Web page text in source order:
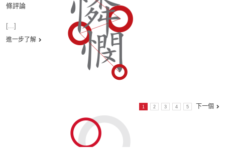
條評論
[...]
進一步了解
1 2 3 4 5 下一個